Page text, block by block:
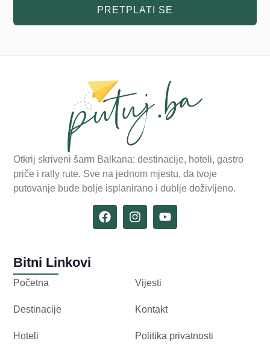
PRETPLATI SE
Otkrij skriveni šarm Balkana: destinacije, hoteli, gastro
priče i rally rute. Sve na jednom mjestu, da tvoje
putovanje bude bolje isplanirano i dublje doživljeno.
Bitni Linkovi
Početna
Destinacije
Hoteli
Vijesti
Kontakt
Politika privatnosti